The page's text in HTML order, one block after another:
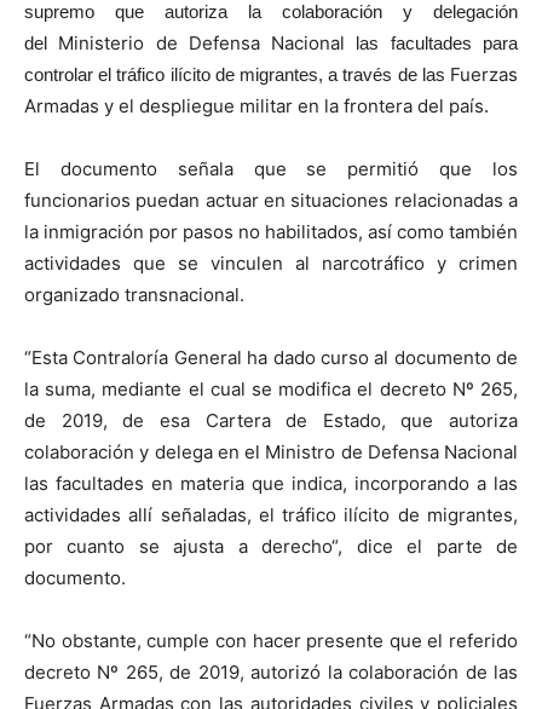
supremo que autoriza la colaboración y delegación
del Ministerio de Defensa Nacional
las facultades para
controlar el tráfico ilícito de migrantes, a través de las Fuerzas
Armadas y el despliegue militar en la frontera del país.
El documento señala que se permitió que los
funcionarios puedan actuar en situaciones relacionadas a
la inmigración por pasos no habilitados, así como también
actividades que se vinculen al narcotráfico y crimen
organizado transnacional.
“Esta Contraloría General ha dado curso al documento de
la suma, mediante el cual se modifica el decreto Nº 265,
de 2019, de esa Cartera de Estado, que autoriza
colaboración y delega en el Ministro de Defensa Nacional
las facultades en materia que indica, incorporando a las
actividades allí señaladas, el tráfico ilícito de migrantes,
por cuanto se ajusta a derecho“, dice el parte de
documento.
“No obstante, cumple con hacer presente que el referido
decreto Nº 265, de 2019, autorizó la colaboración de las
Fuerzas Armadas con las autoridades civiles y policiales